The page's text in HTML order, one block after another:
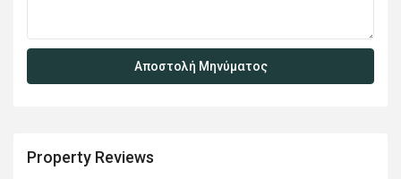
Property Reviews